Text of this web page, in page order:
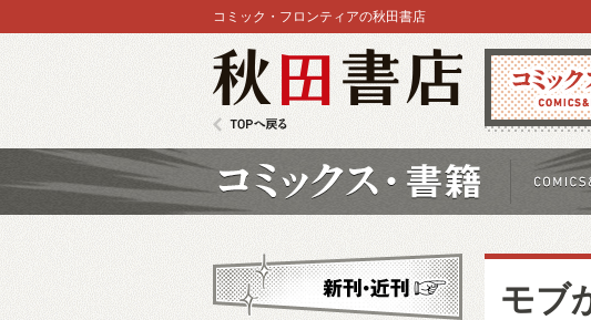
コミックス
コミック・フロンティアの秋田書店
モブ